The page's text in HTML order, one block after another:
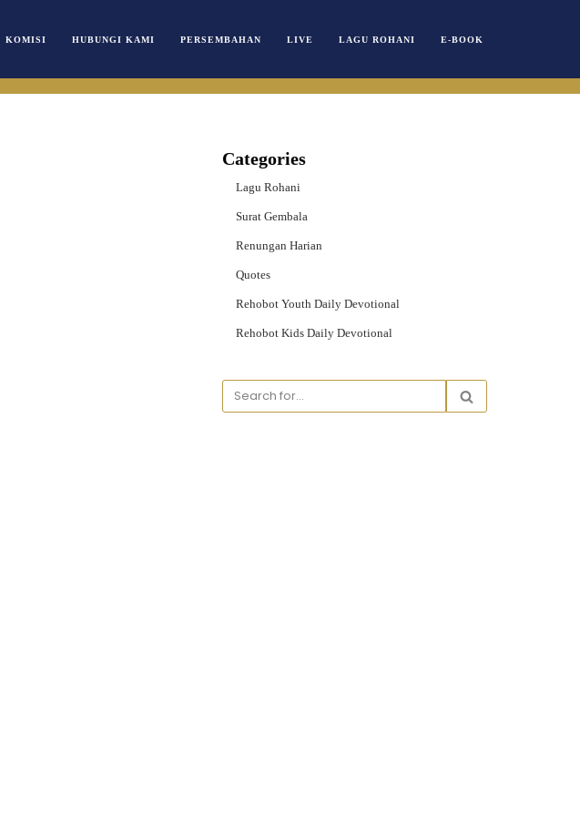
KOMISI HUBUNGI KAMI PERSEMBAHAN LIVE LAGU ROHANI E-BOOK
Categories
Lagu Rohani
Surat Gembala
Renungan Harian
Quotes
Rehobot Youth Daily Devotional
Rehobot Kids Daily Devotional